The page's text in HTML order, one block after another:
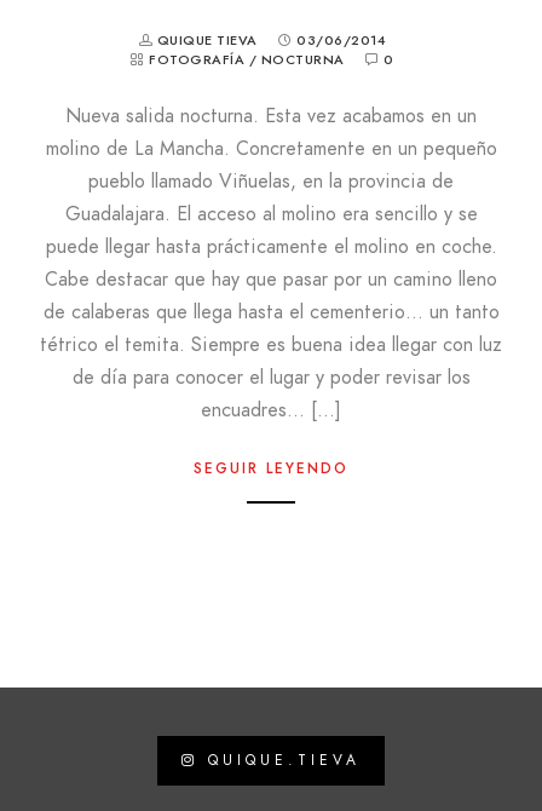
QUIQUE TIEVA
03/06/2014
FOTOGRAFÍA / NOCTURNA 0
Nueva salida nocturna. Esta vez acabamos en un
molino de La Mancha. Concretamente en un pequeño
pueblo llamado Viñuelas, en la provincia de
Guadalajara. El acceso al molino era sencillo y se
puede llegar hasta prácticamente el molino en coche.
Cabe destacar que hay que pasar por un camino lleno
de calaberas que llega hasta el cementerio… un tanto
tétrico el temita. Siempre es buena idea llegar con luz
de día para conocer el lugar y poder revisar los
encuadres… […]
SEGUIR LEYENDO
QUIQUE.TIEVA